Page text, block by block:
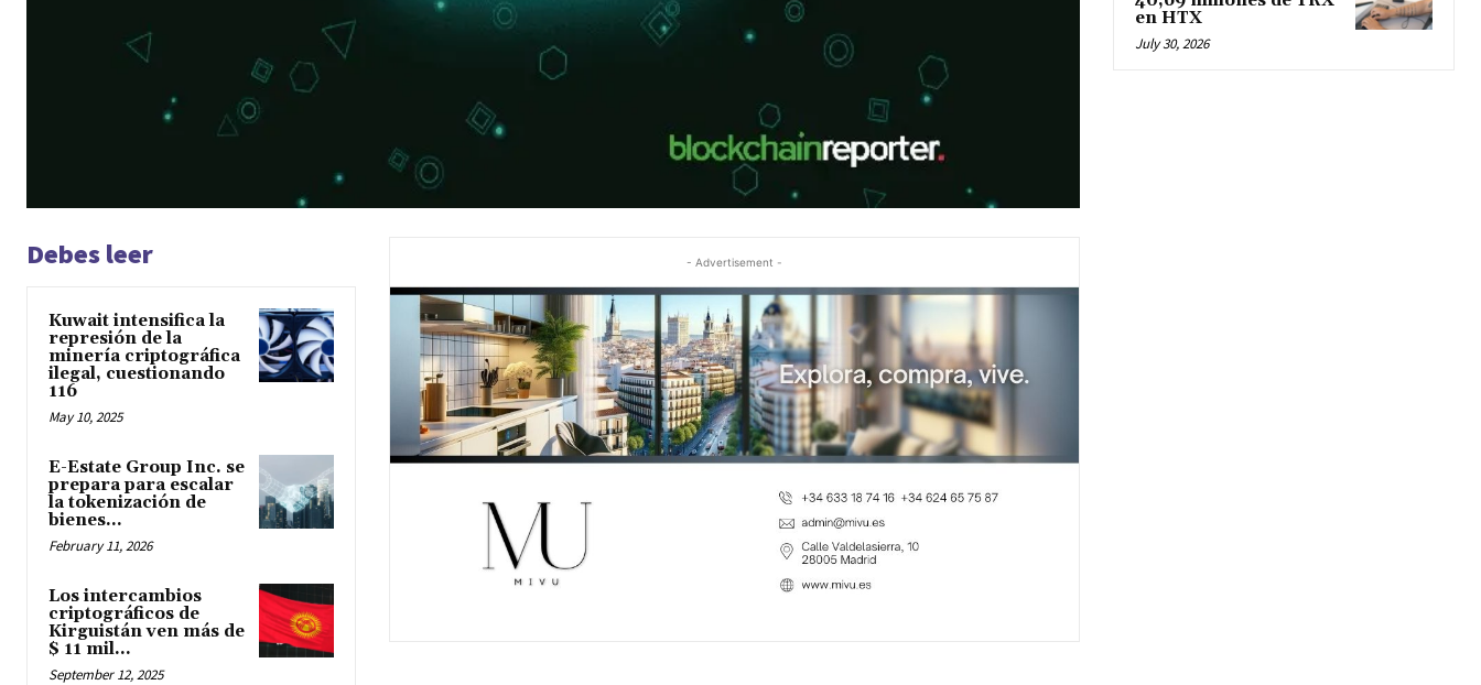
Debes leer
Kuwait intensifica la
represión de la
minería criptográfica
ilegal, cuestionando
116
May 10, 2025
E-Estate Group Inc. se
prepara para escalar
la tokenización de
bienes...
February 11, 2026
Los intercambios
criptográficos de
Kirguistán ven más de
$ 11 mil...
September 12, 2025
- Advertisement -
en HTX
July 30, 2026